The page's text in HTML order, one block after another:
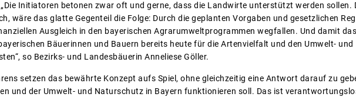
Initiatoren betonen zwar oft und gerne, dass die Landwirte unterstützt werden sollen.
wäre das glatte Gegenteil die Folge: Durch die geplanten Vorgaben und gesetzlichen
Ausgleich in den bayerischen Agrarumweltprogrammen wegfallen. Und damit das
Bäuerinnen und Bauern bereits heute für die Artenvielfalt und den Umwelt- und
so Bezirks- und Landesbäuerin Anneliese Göller.
setzen das bewährte Konzept aufs Spiel, ohne gleichzeitig eine Antwort darauf zu
und der Umwelt- und Naturschutz in Bayern funktionieren soll. Das ist